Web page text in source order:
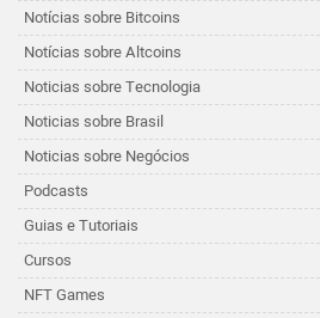
Notícias sobre Bitcoins
Notícias sobre Altcoins
Noticias sobre Tecnologia
Noticias sobre Brasil
Noticias sobre Negócios
Podcasts
Guias e Tutoriais
Cursos
NFT Games